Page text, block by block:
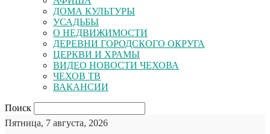
ДОМА КУЛЬТУРЫ
УСАДЬБЫ
О НЕДВИЖИМОСТИ
ДЕРЕВНИ ГОРОДСКОГО ОКРУГА
ЦЕРКВИ И ХРАМЫ
ВИДЕО НОВОСТИ ЧЕХОВА
ЧЕХОВ ТВ
ВАКАНСИИ
Поиск
Пятница, 7 августа, 2026